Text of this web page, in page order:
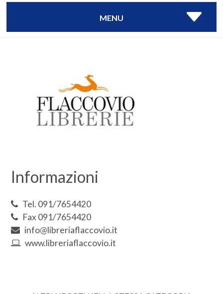
MENU
Informazioni
Tel. 091/7654420
Fax 091/7654420
info@libreriaflaccovio.it
www.libreriaflaccovio.it